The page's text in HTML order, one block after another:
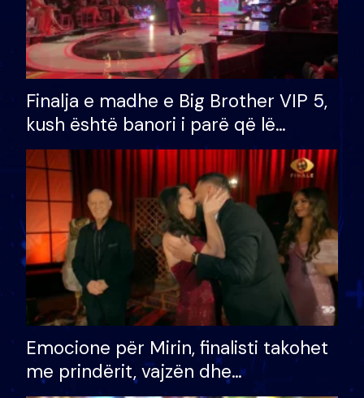
Finalja e madhe e Big Brother VIP 5,
kush është banori i parë që lë
shtëpinë dhe humb mundësinë për
të fituar çmimin e madh
Emocione për Mirin, finalisti takohet
me prindërit, vajzën dhe